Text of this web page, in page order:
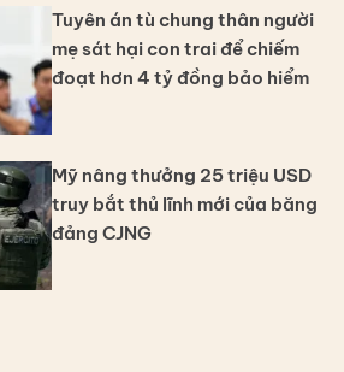
Tuyên án tù chung thân người
mẹ sát hại con trai để chiếm
đoạt hơn 4 tỷ đồng bảo hiểm
Mỹ nâng thưởng 25 triệu USD
truy bắt thủ lĩnh mới của băng
đảng CJNG